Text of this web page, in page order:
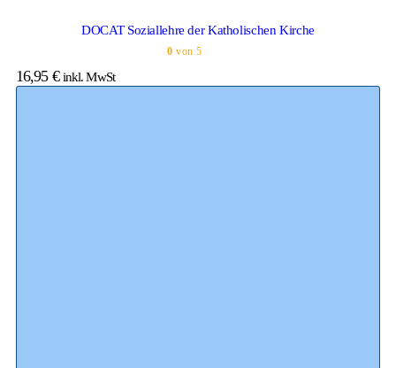
DOCAT Soziallehre der Katholischen Kirche
0 von 5
16,95 € inkl. MwSt